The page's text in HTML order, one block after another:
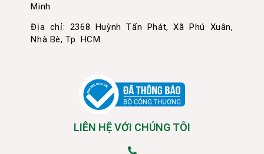
Minh
Địa chỉ: 2368 Huỳnh Tấn Phát, Xã Phú Xuân,
Nhà Bè, Tp. HCM
LIÊN HỆ VỚI CHÚNG TÔI